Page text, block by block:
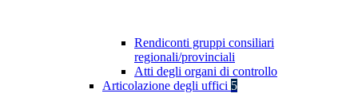
Rendiconti gruppi consiliari
regionali/provinciali
Atti degli organi di controllo
Articolazione degli uffici 5